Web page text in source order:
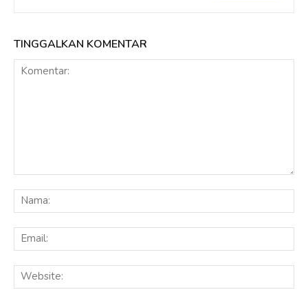
TINGGALKAN KOMENTAR